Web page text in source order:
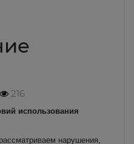
216
использования
нарушения,